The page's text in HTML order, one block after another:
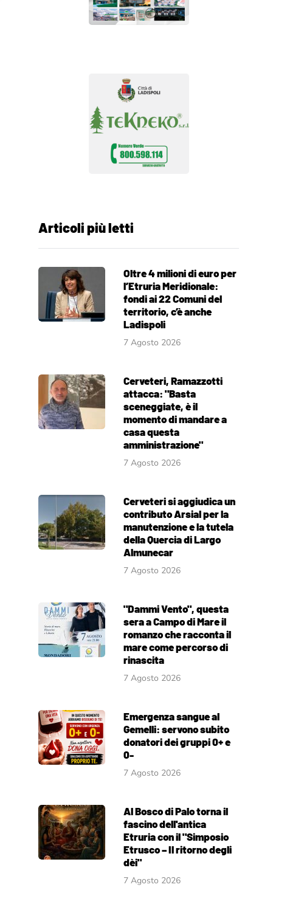
Articoli più letti
Oltre 4 milioni di euro per
l’Etruria Meridionale:
fondi ai 22 Comuni del
territorio, c’è anche
Ladispoli
7 Agosto 2026
Cerveteri, Ramazzotti
attacca: "Basta
sceneggiate, è il
momento di mandare a
casa questa
amministrazione"
7 Agosto 2026
Cerveteri si aggiudica un
contributo Arsial per la
manutenzione e la tutela
della Quercia di Largo
Almunecar
7 Agosto 2026
"Dammi Vento", questa
sera a Campo di Mare il
romanzo che racconta il
mare come percorso di
rinascita
7 Agosto 2026
Emergenza sangue al
Gemelli: servono subito
donatori dei gruppi 0+ e
0-
7 Agosto 2026
Al Bosco di Palo torna il
fascino dell'antica
Etruria con il "Simposio
Etrusco – Il ritorno degli
dèi"
7 Agosto 2026